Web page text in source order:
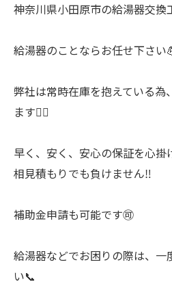
神奈川県小田原市の給湯器交換
給湯器のことならお任せ下さい
弊社は常時在庫を抱えている為
ます🙆‍♂️
早く、安く、安心の保証を心掛
相見積もりでも負けません‼️
補助金申請も可能です🉑
給湯器などでお困りの際は、一
い📞